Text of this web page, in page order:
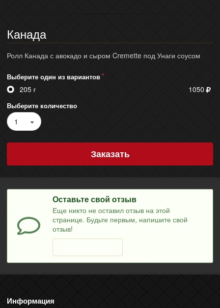
Канада
Ролл Канада с авокадо и сыром Cremette под Унаги соусом
Выберите один из вариантов
205 г 1050
Выберите количество
1
Заказать
Оставьте свой отзыв
Еще никто не оставил отзыв на этой
странице. Будьте первым, напишите свой
отзыв!
Информация